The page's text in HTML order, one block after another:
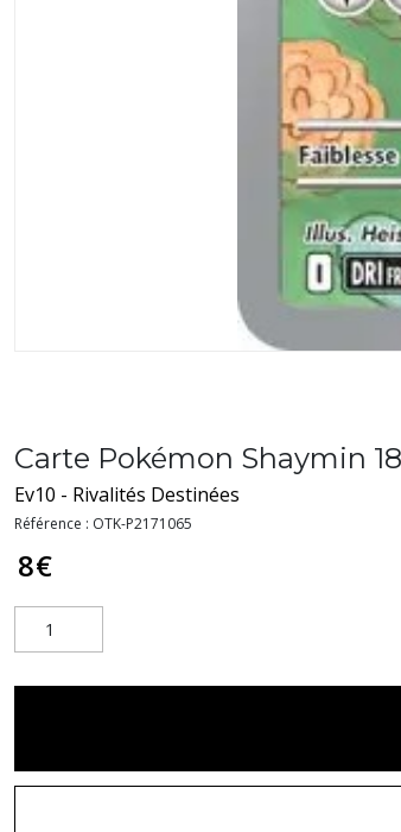
Carte Pokémon Shaymin
Ev10 - Rivalités Destinées
Référence : OTK-P2171065
8€